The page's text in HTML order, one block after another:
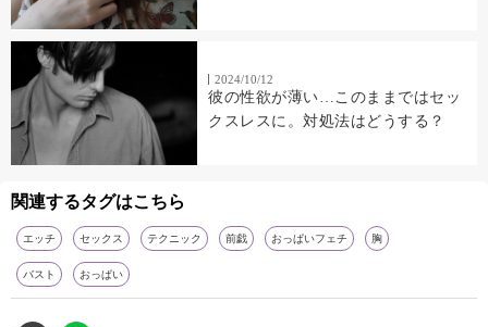
2024/10/12
彼の性欲が薄い…このままではセッ
クスレスに。対処法はどうする？
関連するタグはこちら
エッチ セックス テクニック 前戯 おっぱいフェチ 胸
バスト おっぱい